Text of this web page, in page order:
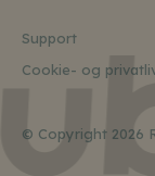
© Copyright 2026
Support
Cookie- og